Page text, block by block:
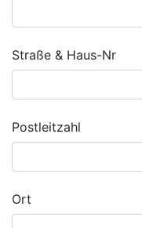
Straße & Haus-Nr
Postleitzahl
Ort